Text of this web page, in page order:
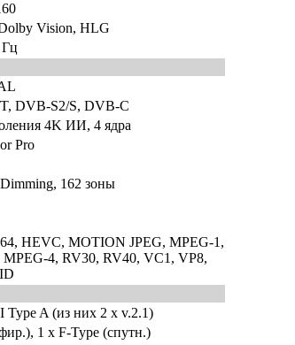
Vision, HLG
Гц
DVB-S2/S, DVB-C
4K ИИ, 4 ядра
Pro
162 зоны
HEVC, MOTION JPEG, MPEG-1,
MPEG-4, RV30, RV40, VC1, VP8,
Type A (из них 2 х v.2.1)
1 х F-Type (спутн.)